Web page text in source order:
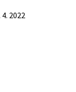
2022